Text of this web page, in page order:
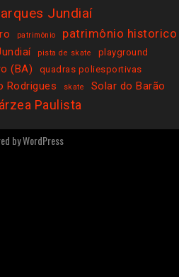
Jundiaí
patrimônio patrimônio historico
pista de skate
playground
(BA)
quadras poliesportivas
Rodrigues skate Solar do Barão
Paulista
byWordPress